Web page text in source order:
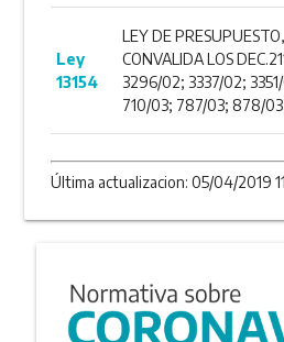
Ley
13154
LEY DE
CONVALIDA LOS
3296/02; 3337/02;
710/03; 787/03; 878/03
Última actualizacion: 05/04/2019